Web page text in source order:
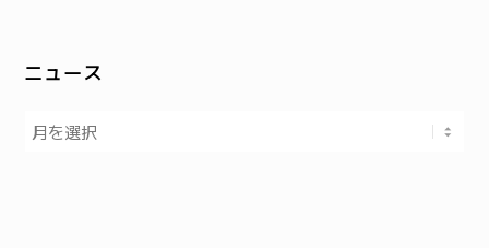
ニュース